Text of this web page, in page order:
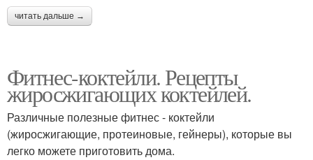
читать дальше →
Фитнес-коктейли. Рецепты
жиросжигающих коктейлей.
Различные полезные фитнес - коктейли
(жиросжигающие, протеиновые, гейнеры), которые вы
легко можете приготовить дома.